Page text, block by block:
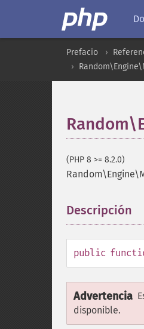
Prefacio
(PHP 8 >= 8.2.0)
Descripción
public
Advertencia
disponible.